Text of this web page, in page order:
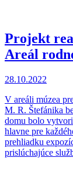
Projekt
Areál
28.10.2022
V areáli múzea
M. R. Štefánika
domu bolo
hlavne pre
prehliadku
prislúchajúce